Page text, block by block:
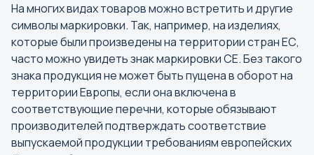
На многих видах товаров можно встретить и другие
символы маркировки. Так, например, на изделиях,
которые были произведены на территории стран ЕС,
часто можно увидеть знак маркировки СЕ. Без такого
знака продукция не может быть пущена в оборот на
территории Европы, если она включена в
соответствующие перечни, которые обязывают
производителей подтверждать соответствие
выпускаемой продукции требованиям европейских
Грозный
Е
Екатеринбург
И
Иваново